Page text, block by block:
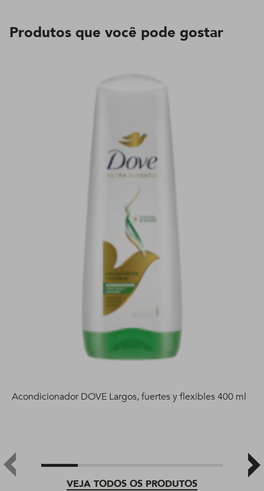
Produtos que você pode gostar
VEJA TODOS OS PRODUTOS
Acondicionador DOVE Largos, fuertes y flexibles 400 ml